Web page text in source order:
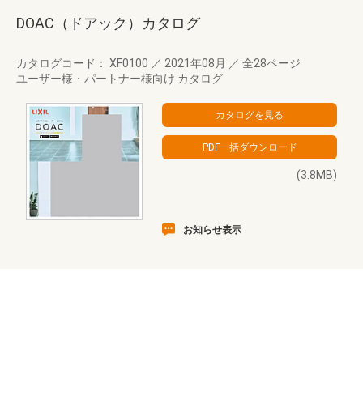
DOAC（ドアック）カタログ
カタログコード： XF0100 ／ 2021年08月 ／ 全28ページ
ユーザー様・パートナー様向け カタログ
(3.8MB)
お知らせ表示